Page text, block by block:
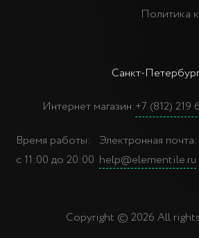
Санкт-Петербург
Интернет магазин:+7 (812) 219
Время работы:
с 11:00 до 20:00
Электронная почта:
help@elementile.ru
Политика
Copyright © 2026 All